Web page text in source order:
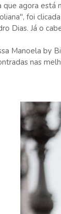
que agora está
foi
Dias. Já o
Manoela by
nas